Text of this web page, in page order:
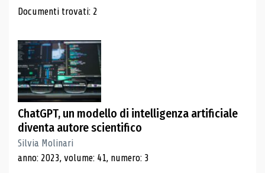
Risultati di ricerca
Documenti trovati: 2
ChatGPT, un modello di intelligenza artificiale
diventa autore scientifico
Silvia Molinari
anno: 2023, volume: 41, numero: 3